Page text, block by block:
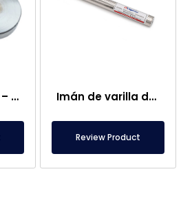
Imán de Pesca – Potente Imán de Rescate Marino Imán de varilla de neodimio de Ø25×250 mm – Conexión hembra M8 en un lado
Review Product